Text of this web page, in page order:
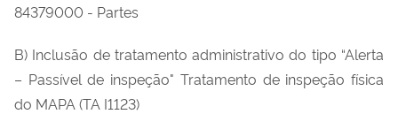
84379000 - Partes
B) Inclusão de tratamento administrativo do tipo “Alerta
– Passível de inspeção" Tratamento de inspeção física
do MAPA (TA I1123)